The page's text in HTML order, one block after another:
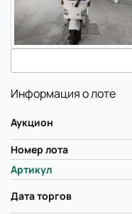
Информация о лоте
Аукцион
Номер лота
Артикул
Дата торгов